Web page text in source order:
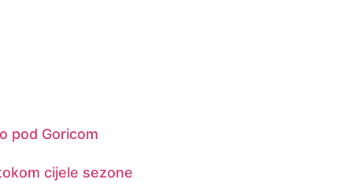
pod Goricom
cijele sezone